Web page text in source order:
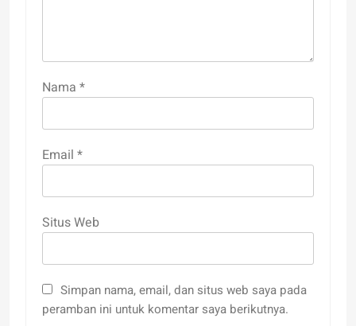
Nama *
Email *
Situs Web
Simpan nama, email, dan situs web saya pada
peramban ini untuk komentar saya berikutnya.